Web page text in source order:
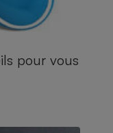
pour vous